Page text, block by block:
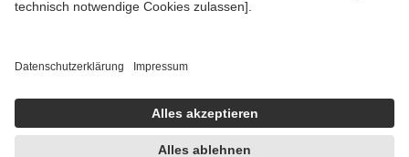
getroffen, um sicherzustellen, dass es sich um echte Bewertungen
https://help.etrusted.com/hc/de/articles/4419944605341
Einige Bilder und Inhalte wurden unter Zuhilfenahme künstlicher